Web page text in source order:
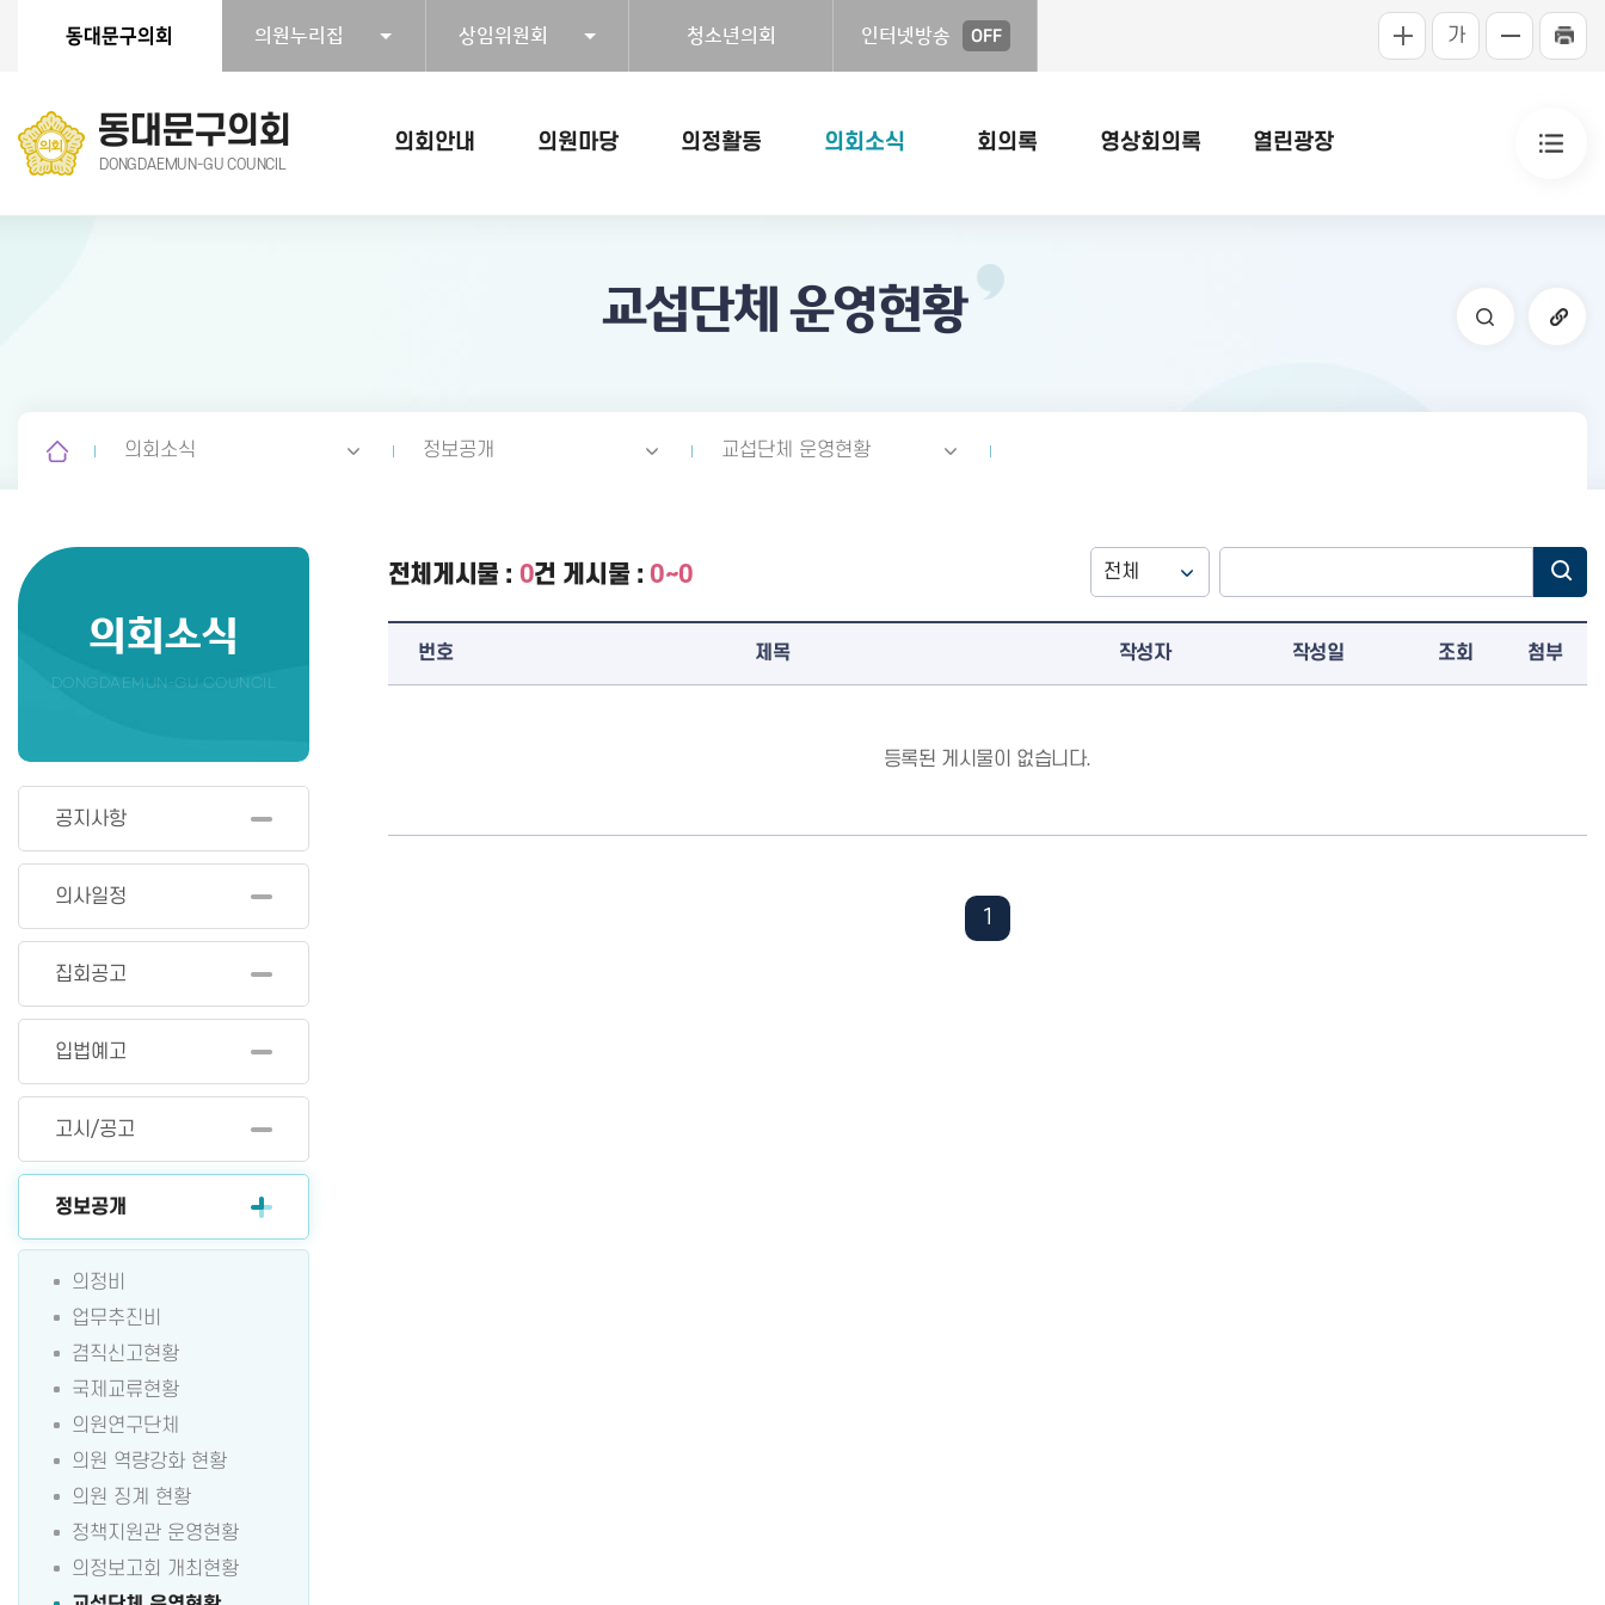
동대문구의회
의원누리집 상임위원회 청소년의회 인터넷방송 OFF 가
동대문구의회
DONGDAEMUN-GU COUNCIL
의회안내 의원마당 의정활동 의회소식 회의록 영상회의록 열린광장
교섭단체 운영현황
의회소식 정보공개 교섭단체 운영현황
의회소식
DONGDAEMUN-GU COUNCIL
공지사항
의사일정
집회공고
입법예고
고시/공고
정보공개
의정비
업무추진비
겸직신고현황
국제교류현황
의원연구단체
의원 역량강화 현황
의원 징계 현황
정책지원관 운영현황
의정보고회 개최현황
전체게시물 : 0건 게시물 : 0~0
번호 제목 작성자 작성일 조회 첨부
등록된 게시물이 없습니다.
1